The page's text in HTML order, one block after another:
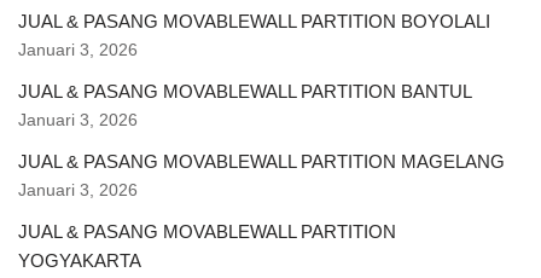
JUAL & PASANG MOVABLEWALL PARTITION BOYOLALI
Januari 3, 2026
JUAL & PASANG MOVABLEWALL PARTITION BANTUL
Januari 3, 2026
JUAL & PASANG MOVABLEWALL PARTITION MAGELANG
Januari 3, 2026
JUAL & PASANG MOVABLEWALL PARTITION
YOGYAKARTA